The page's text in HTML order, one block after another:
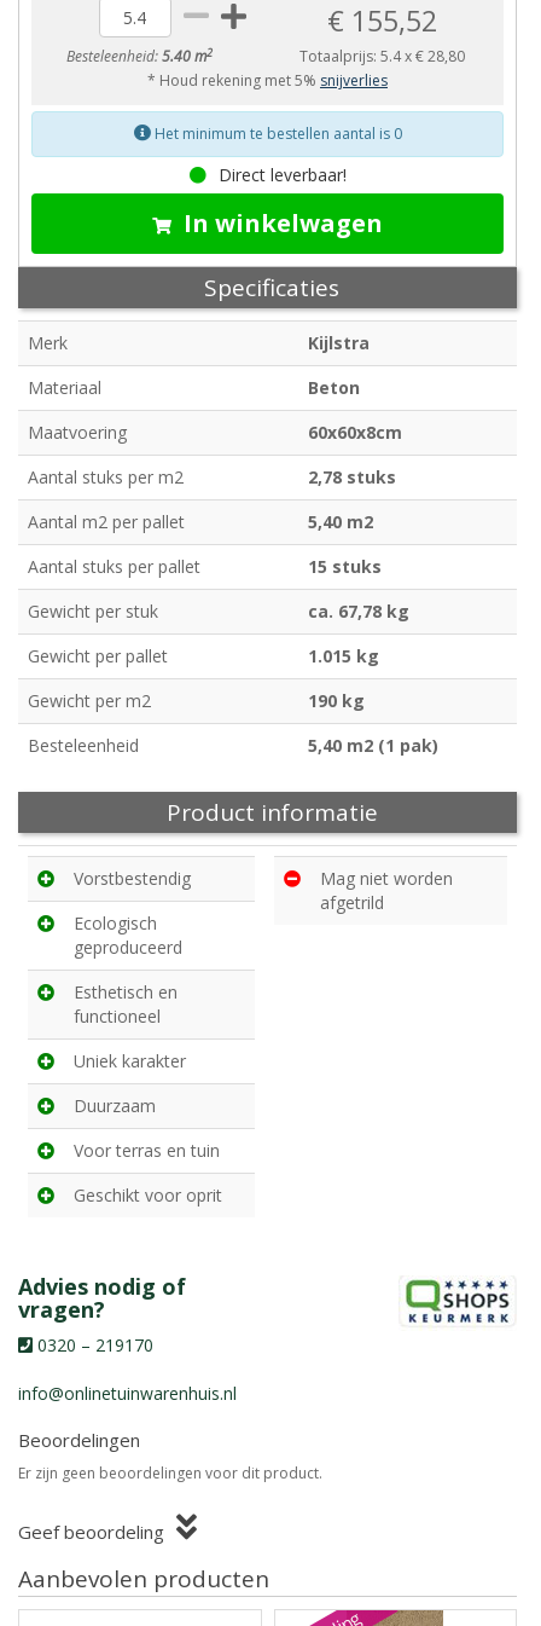
Besteleenheid:5.40 m2
€ 155,52
Totaalprijs: 5.4x€ 28,80
* Houd rekening met 5% snijverlies
Het minimum te bestellen aantal is 0
Direct leverbaar!
In winkelwagen
Specificaties
Merk
Kijlstra
Materiaal
Beton
Maatvoering
60x60x8cm
Aantal stuks per m2
2,78 stuks
Aantal m2 per pallet
5,40 m2
Aantal stuks per pallet
15 stuks
Gewicht per stuk
ca. 67,78 kg
Gewicht per pallet
1.015 kg
Gewicht per m2
190 kg
Besteleenheid
5,40 m2 (1 pak)
Product informatie
Vorstbestendig
Ecologisch
geproduceerd
Esthetisch en
functioneel
Uniek karakter
Duurzaam
Voor terras en tuin
Geschikt voor oprit
Mag niet worden
afgetrild
Advies nodig of
vragen?
0320 – 219170
info@onlinetuinwarenhuis.nl
Beoordelingen
Er zijn geen beoordelingen voor dit product.
Geef beoordeling
Aanbevolen producten